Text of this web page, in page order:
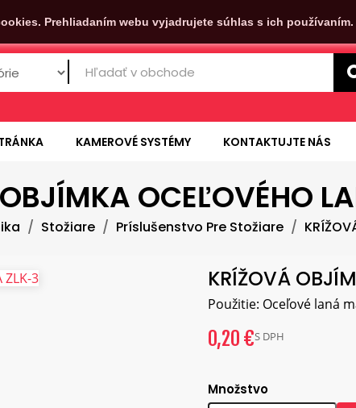
Prehliadaním webu vyjadrujete súhlas s ich používaním.
KAMEROVÉ SYSTÉMY KONTAKTUJTE NÁS
OCEĽOVÉHO
Stožiare Príslušenstvo Pre Stožiare
KRÍŽOVÁ
Použitie: Oceľové laná
0,20 €S DPH
Množstvo